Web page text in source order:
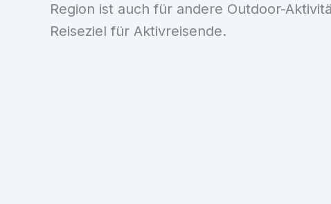
Region ist auch für andere Outdoor-
Reiseziel für Aktivreisende.